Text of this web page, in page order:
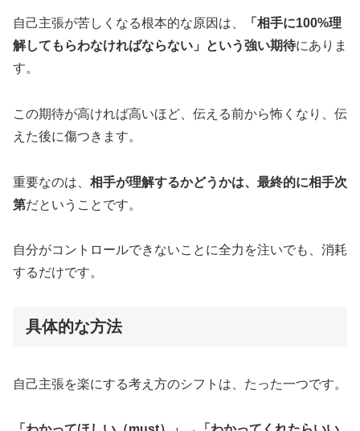
自己主張が苦しくなる根本的な原因は、
「相手に100%理
解してもらわなければならない」という強い期待にありま
す。
この期待が高ければ高いほど、伝える前から怖くなり、伝
えた後に傷つきます。
重要なのは、 相手が理解するかどうかは、最終的に相手次
第だということです。
自分がコントロールできないことに全力を注いでも、消耗
するだけです。
具体的な方法
自己主張を楽にする考え方のシフトは、たった一つです。